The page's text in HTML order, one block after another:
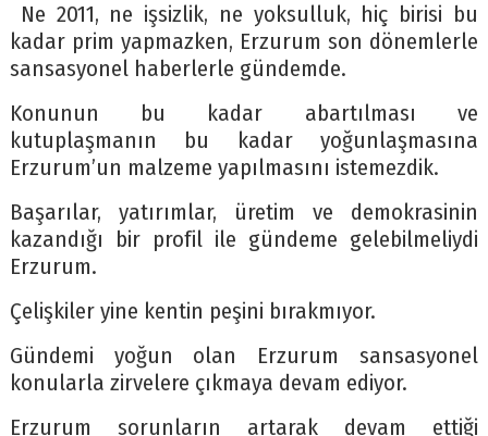
Ne 2011, ne işsizlik, ne yoksulluk, hiç birisi bu
kadar prim yapmazken, Erzurum son dönemlerle
sansasyonel haberlerle gündemde.
Konunun bu kadar abartılması ve
kutuplaşmanın bu kadar yoğunlaşmasına
Erzurum’un malzeme yapılmasını istemezdik.
Başarılar, yatırımlar, üretim ve demokrasinin
kazandığı bir profil ile gündeme gelebilmeliydi
Erzurum.
Çelişkiler yine kentin peşini bırakmıyor.
Gündemi yoğun olan Erzurum sansasyonel
konularla zirvelere çıkmaya devam ediyor.
Erzurum sorunların artarak devam ettiği